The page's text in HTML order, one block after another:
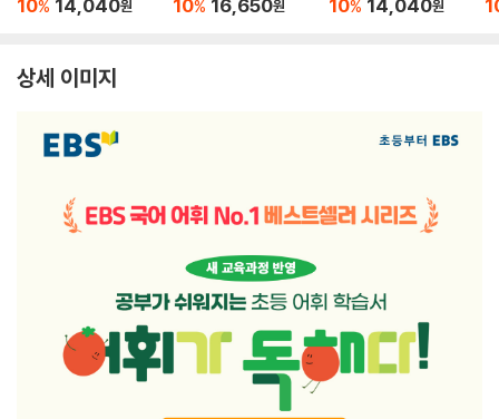
10% 14,040원 10% 16,650원 10% 14,040원
상세 이미지